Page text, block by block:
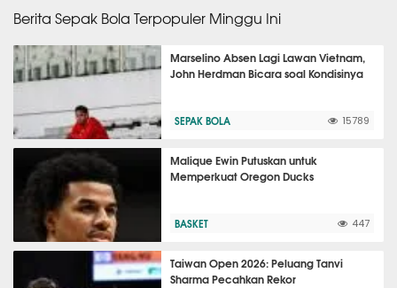
Berita Sepak Bola Terpopuler Minggu Ini
Marselino Absen Lagi Lawan Vietnam,
John Herdman Bicara soal Kondisinya
SEPAK BOLA 15789
Malique Ewin Putuskan untuk
Memperkuat Oregon Ducks
BASKET 447
Taiwan Open 2026: Peluang Tanvi
Sharma Pecahkan Rekor